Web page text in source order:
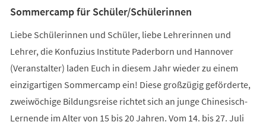
Sommercamp für Schüler/Schülerinnen
Liebe Schülerinnen und Schüler, liebe Lehrerinnen und
Lehrer, die Konfuzius Institute Paderborn und Hannover
(Veranstalter) laden Euch in diesem Jahr wieder zu einem
einzigartigen Sommercamp ein! Diese großzügig geförderte,
zweiwöchige Bildungsreise richtet sich an junge Chinesisch-
Lernende im Alter von 15 bis 20 Jahren. Vom 14. bis 27. Juli